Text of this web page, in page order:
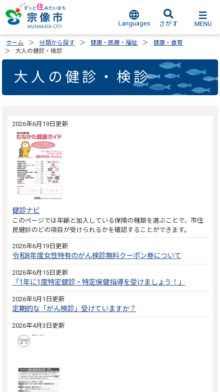
Languages さがす MENU
ホーム 分類から探す 健康・医療・福祉
健康・食育
大人の健診・検診
大人の健診・検診
2026年6月19日更新
健診ナビ
このページでは年齢と加入している保険の種類を選ぶことで、市住
民健診のどの項目が受けられるかを確認することができます。
2026年6月19日更新
令和8年度女性特有のがん検診無料クーポン券について
2026年6月15日更新
「1年に1度特定健診・特定保健指導を受けましょう！」
2026年5月1日更新
定期的な「がん検診」受けていますか？
2026年4月3日更新